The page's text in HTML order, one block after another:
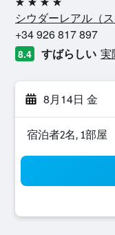
4つ星
シウダーレアル​（ス
+34 926 817 897
8.4 すばらしい 実
8月14日 金
宿泊者2名, 1​部屋